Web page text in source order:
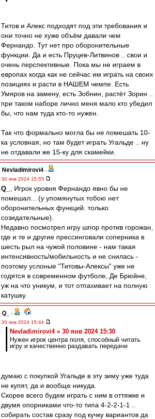
Титов и Алекс подходят под эти требования и
они точно не хуже объём давали чем
Фернандо. Тут нет про оборонительные
функции. Да и есть Пруцев-Литвинов .. свои и
очень перспективные. Пока мы не играем в
европах когда как не сейчас им играть на своих
позициях и расти в НАШЕМ чемпе. Есть
Умяров на замену, есть Зобнин, растёт Зорин ..
при таком наборе лично меня мало кто убедил
бы, что нам туда кто-то нужен.
Так что формально могла бы не помешать 10-
ка условная, но там будет играть Угальде .. ну
не отдавали же 15-ку для скамейки.
Nevladimirovi4 -
30 янв 2024 15:55
Q_
, Игрок уровня Фернандо явно бы не
помешал... (у упомянутых тобою нет
оборонительных функций. только
созидательные).
Недавно посмотрел игру шпор против горожан,
где и те и другие прессинговали соперника в
шесть рыл на чужой половине - нам такая
интенсивность/мобильность и не снилась -
поэтому услоные "Титовы-Алексы" уже не
годятся в современном футболе, Де Брюйне,
уж на что уникум, и тот отпахивает на полную
катушку.
Q_
-
30 янв 2024 15:44
Nevladimirovi4 » 30 янв 2024 15:30
Нужен игрок центра поля, способный читать
игру и качественно раздавать передачи
думаю с покупкой Угальде в эту зиму уже туда
не купят, да и вообще никуда.
Скорее всего будем играть с ним в оттяжке и
двумя опорниками что-то типа 4-2-2-1-1 ..
собирать состав сразу под кучку вариантов да